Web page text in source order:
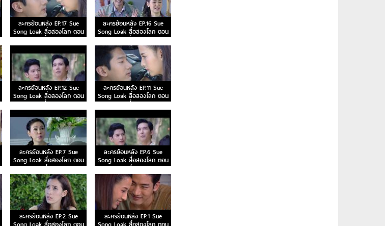
ละครย้อนหลัง EP.17 Sue
Song Loak สื่อสองโลก ตอน
ที่ 17
ละครย้อนหลัง EP.16 Sue
Song Loak สื่อสองโลก ตอน
ที่ 16
ละครย้อนหลัง EP.12 Sue
Song Loak สื่อสองโลก ตอน
ที่ 12
ละครย้อนหลัง EP.11 Sue
Song Loak สื่อสองโลก ตอน
ที่ 11
ละครย้อนหลัง EP.7 Sue
Song Loak สื่อสองโลก ตอน
ที่ 7
ละครย้อนหลัง EP.6 Sue
Song Loak สื่อสองโลก ตอน
ที่ 6
ละครย้อนหลัง EP.2 Sue
ละครย้อนหลัง EP.1 Sue